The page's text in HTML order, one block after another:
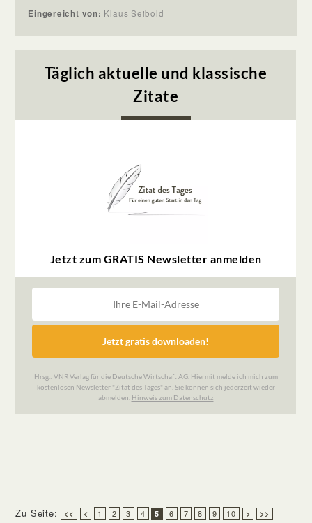
Eingereicht von: Klaus Seibold
Zu Seite: << < 1 2 3 4 5 6 7 8 9 10 > >>